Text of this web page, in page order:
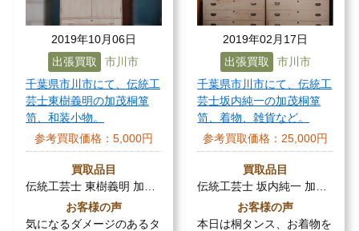
2019年10月06日
出張買取
市川市
千葉県市川市にて、伝統工
芸士東樹義明の加茂桐箪
笥、和装小物。
参考買取価格： 5,000円
買取品目
伝統工芸士 東樹義明 加…
お客様の声
気になるダメージのあるタ
2019年02月17日
出張買取
市川市
千葉県市川市にて、伝統工
芸士坂内純一の加茂桐箪
笥、着物、雑貨など。
参考買取価格： 25,000円
買取品目
伝統工芸士 坂内純一 加…
お客様の声
本日は桐タンス、お着物を